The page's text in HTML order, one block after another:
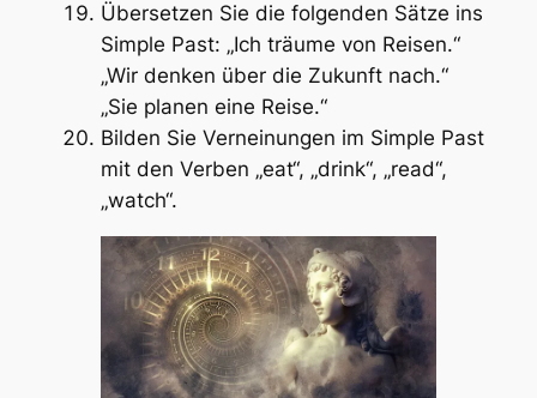
Übersetzen Sie die folgenden Sätze ins
Simple Past: „Ich träume von Reisen.“
„Wir denken über die Zukunft nach.“
„Sie planen eine Reise.“
Bilden Sie Verneinungen im Simple Past
mit den Verben „eat“, „drink“, „read“,
„watch“.